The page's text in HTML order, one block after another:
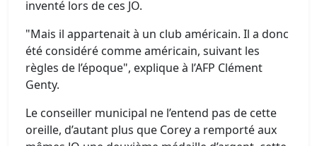
inventé lors de ces JO.
"Mais il appartenait à un club américain. Il a donc
été considéré comme américain, suivant les
règles de l’époque", explique à l’AFP Clément
Genty.
Le conseiller municipal ne l’entend pas de cette
oreille, d’autant plus que Corey a remporté aux